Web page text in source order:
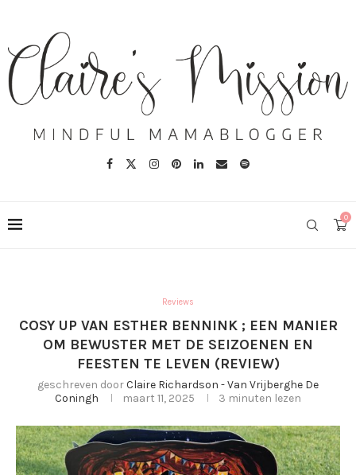
0
Reviews
COSY UP VAN ESTHER BENNINK ; EEN MANIER
OM BEWUSTER MET DE SEIZOENEN EN
FEESTEN TE LEVEN (REVIEW)
geschreven doorClaire Richardson - Van Vrijberghe De
Coningh
maart 11, 2025 3 minuten lezen